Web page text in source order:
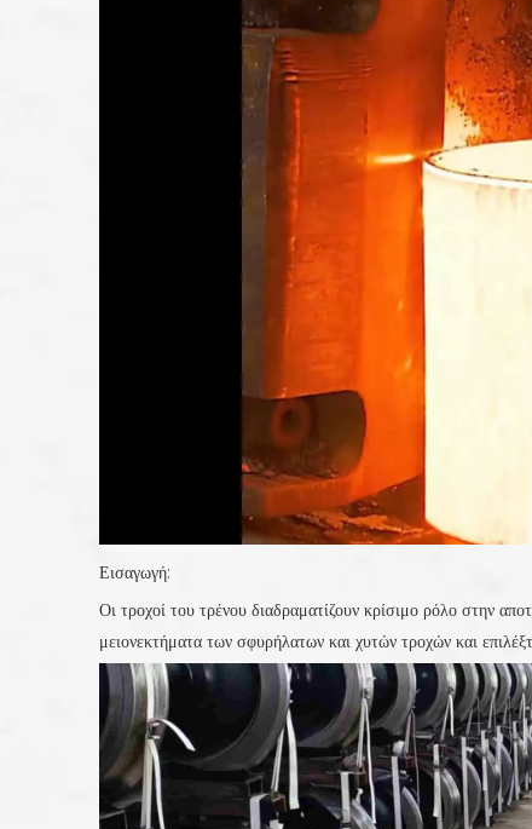
Εισαγωγή:
Οι τροχοί του τρένου διαδραματίζουν κρίσιμο ρόλο στην
μειονεκτήματα των σφυρήλατων και χυτών τροχών και